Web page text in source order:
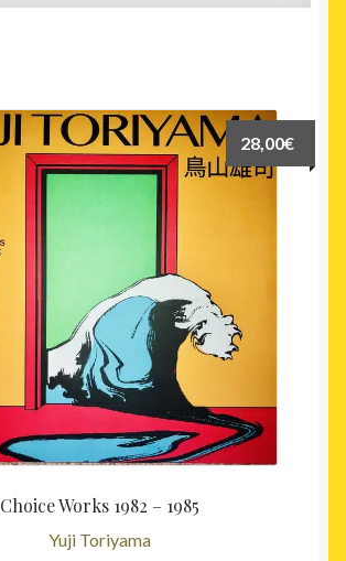
Choice Works 1982 – 1985
Yuji Toriyama
28,00€